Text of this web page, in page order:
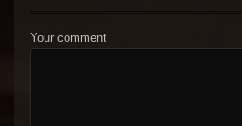
Your comment